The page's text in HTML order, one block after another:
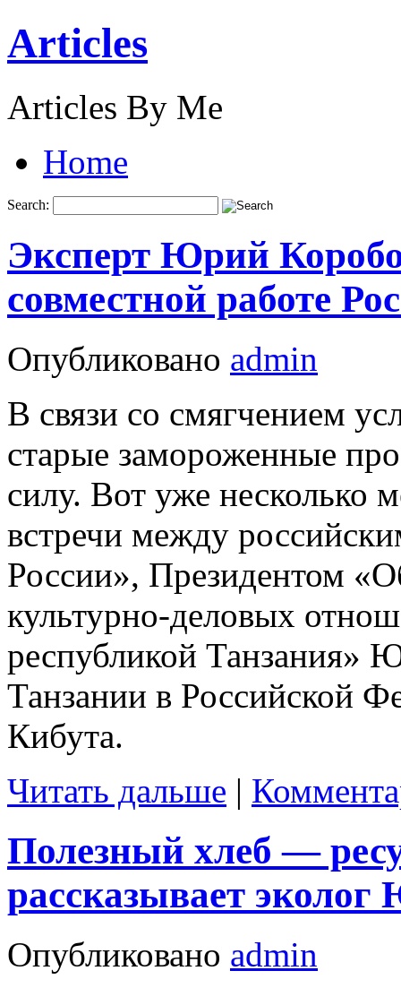
Articles
Articles By Me
Home
Search:
Эксперт Юрий
совместной работе
Опубликовано admin
В связи со смягчением
старые замороженные
силу. Вот уже несколько
встречи между
России», Президентом
культурно-деловых
республикой
Танзании в Российской
Кибута.
Читать дальше |
Полезный хлеб —
рассказывает
Опубликовано admin